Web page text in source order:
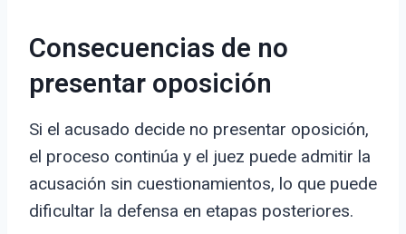
Consecuencias de no
presentar oposición
Si el acusado decide no presentar oposición,
el proceso continúa y el juez puede admitir la
acusación sin cuestionamientos, lo que puede
dificultar la defensa en etapas posteriores.